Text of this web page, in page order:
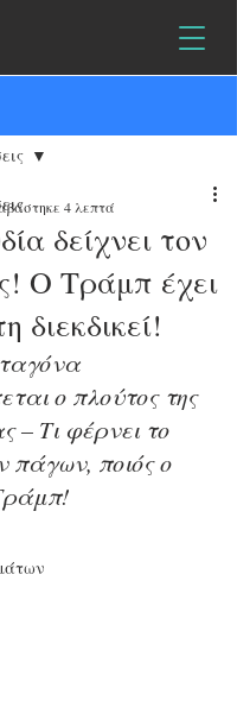
δείχνει τον
Ο Τράμπ έχει
διεκδικεί!
4 λεπτά
ο πλούτος της
– Τι φέρνει το
πάγων, ποιός ο